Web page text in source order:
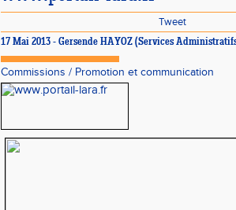
Tweet
17 Mai 2013 - Gersende HAYOZ (Services
Commissions / Promotion et communication